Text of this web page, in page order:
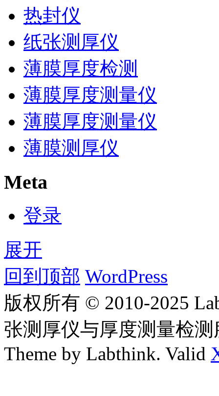
热封仪
纸张测厚仪
薄膜厚度检测
薄膜厚度测量仪
薄膜厚度测量仪
薄膜测厚仪
Meta
登录
展开
回到顶部 WordPress
版权所有 © 2010-2025
张测厚仪与厚度测量检
Theme by Labthink. Valid